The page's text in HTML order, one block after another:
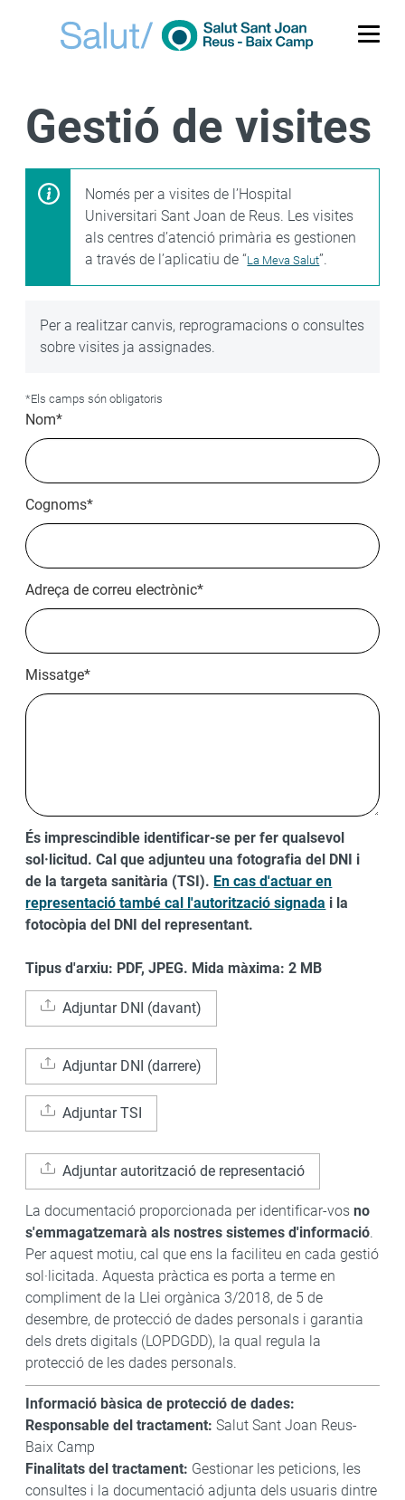
Gestió de visites
Només per a visites de l’Hospital
Universitari Sant Joan de Reus. Les visites
als centres d’atenció primària es gestionen
a través de l’aplicatiu de “La Meva Salut”.
Per a realitzar canvis, reprogramacions o consultes
sobre visites ja assignades.
*Els camps són obligatoris
Nom*
Cognoms*
Adreça de correu electrònic*
Missatge*
És imprescindible identificar-se per fer qualsevol
sol·licitud. Cal que adjunteu una fotografia del DNI i
de la targeta sanitària (TSI). En cas d'actuar en
representació també cal l'autorització signada i la
fotocòpia del DNI del representant.
Tipus d'arxiu: PDF, JPEG. Mida màxima: 2 MB
Adjuntar DNI (davant)
Adjuntar DNI (darrere)
Adjuntar TSI
Adjuntar autorització de representació
La documentació proporcionada per identificar-vosno
s'emmagatzemarà als nostres sistemes d'informació.
Per aquest motiu, cal que ens la faciliteu en cada gestió
sol·licitada. Aquesta pràctica es porta a terme en
compliment de la Llei orgànica 3/2018, de 5 de
desembre, de protecció de dades personals i garantia
dels drets digitals (LOPDGDD), la qual regula la
protecció de les dades personals.
Informació bàsica de protecció de dades:
Responsable del tractament: Salut Sant Joan Reus-
Baix Camp
Finalitats del tractament: Gestionar les peticions, les
consultes i la documentació adjunta dels usuaris dintre